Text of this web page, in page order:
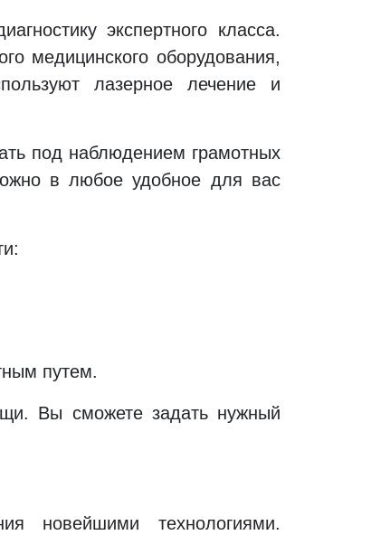
экспертного класса.
медицинского оборудования,
лазерное лечение и
под наблюдением грамотных
в любое удобное для вас
путем.
Вы сможете задать нужный
новейшими технологиями.